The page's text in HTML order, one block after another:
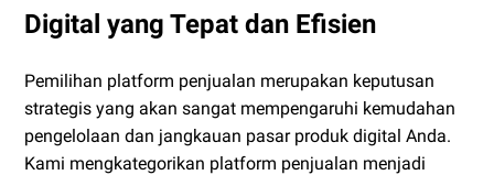
Digital yang Tepat dan Efisien
Pemilihan platform penjualan merupakan keputusan
strategis yang akan sangat mempengaruhi kemudahan
pengelolaan dan jangkauan pasar produk digital Anda.
Kami mengkategorikan platform penjualan menjadi